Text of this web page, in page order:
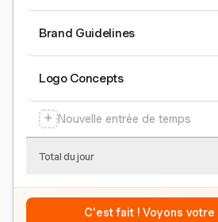
Brand Guidelines
Logo Concepts
+ Nouvelle entrée de temps
Total du jour
C'est fait ! Voyons